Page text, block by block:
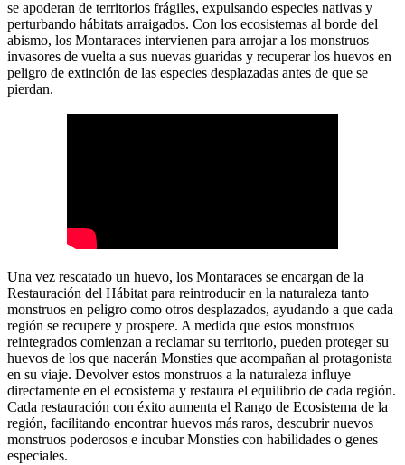
se apoderan de territorios frágiles, expulsando especies nativas y
perturbando hábitats arraigados. Con los ecosistemas al borde del
abismo, los Montaraces intervienen para arrojar a los monstruos
invasores de vuelta a sus nuevas guaridas y recuperar los huevos en
peligro de extinción de las especies desplazadas antes de que se
pierdan.
Una vez rescatado un huevo, los Montaraces se encargan de la
Restauración del Hábitat para reintroducir en la naturaleza tanto
monstruos en peligro como otros desplazados, ayudando a que cada
región se recupere y prospere. A medida que estos monstruos
reintegrados comienzan a reclamar su territorio, pueden proteger su
huevos de los que nacerán Monsties que acompañan al protagonista
en su viaje. Devolver estos monstruos a la naturaleza influye
directamente en el ecosistema y restaura el equilibrio de cada región.
Cada restauración con éxito aumenta el Rango de Ecosistema de la
región, facilitando encontrar huevos más raros, descubrir nuevos
monstruos poderosos e incubar Monsties con habilidades o genes
especiales.